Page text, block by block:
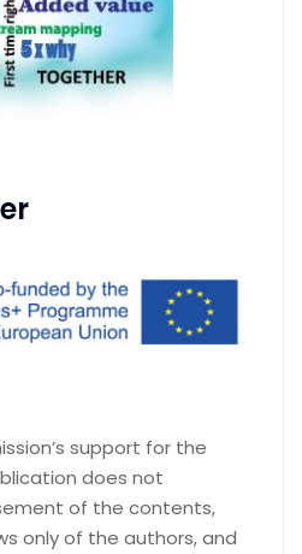
support for the
does not
of the contents,
only of the authors, and